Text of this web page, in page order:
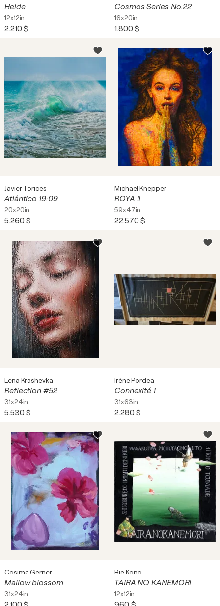
Heide
12x12in
2.210 $
Cosmos Series No.22
16x20in
1.800 $
Javier Torices
Atlántico 19:09
20x20in
5.260 $
Michael Knepper
ROYA II
59x47in
22.570 $
Lena Krashevka
Reflection #52
31x24in
5.530 $
Irène Pordea
Connexité 1
31x63in
2.280 $
Cosima Gerner
Mallow blossom
31x24in
Rie Kono
TAIRA NO KANEMORI
12x12in